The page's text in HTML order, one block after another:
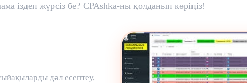
іздеп жүрсіз бе? CPAshka-ны қолданып көріңіз!
дәл есептеу,